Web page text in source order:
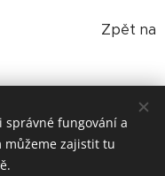
Zpět na
správné fungování a
můžeme zajistit tu